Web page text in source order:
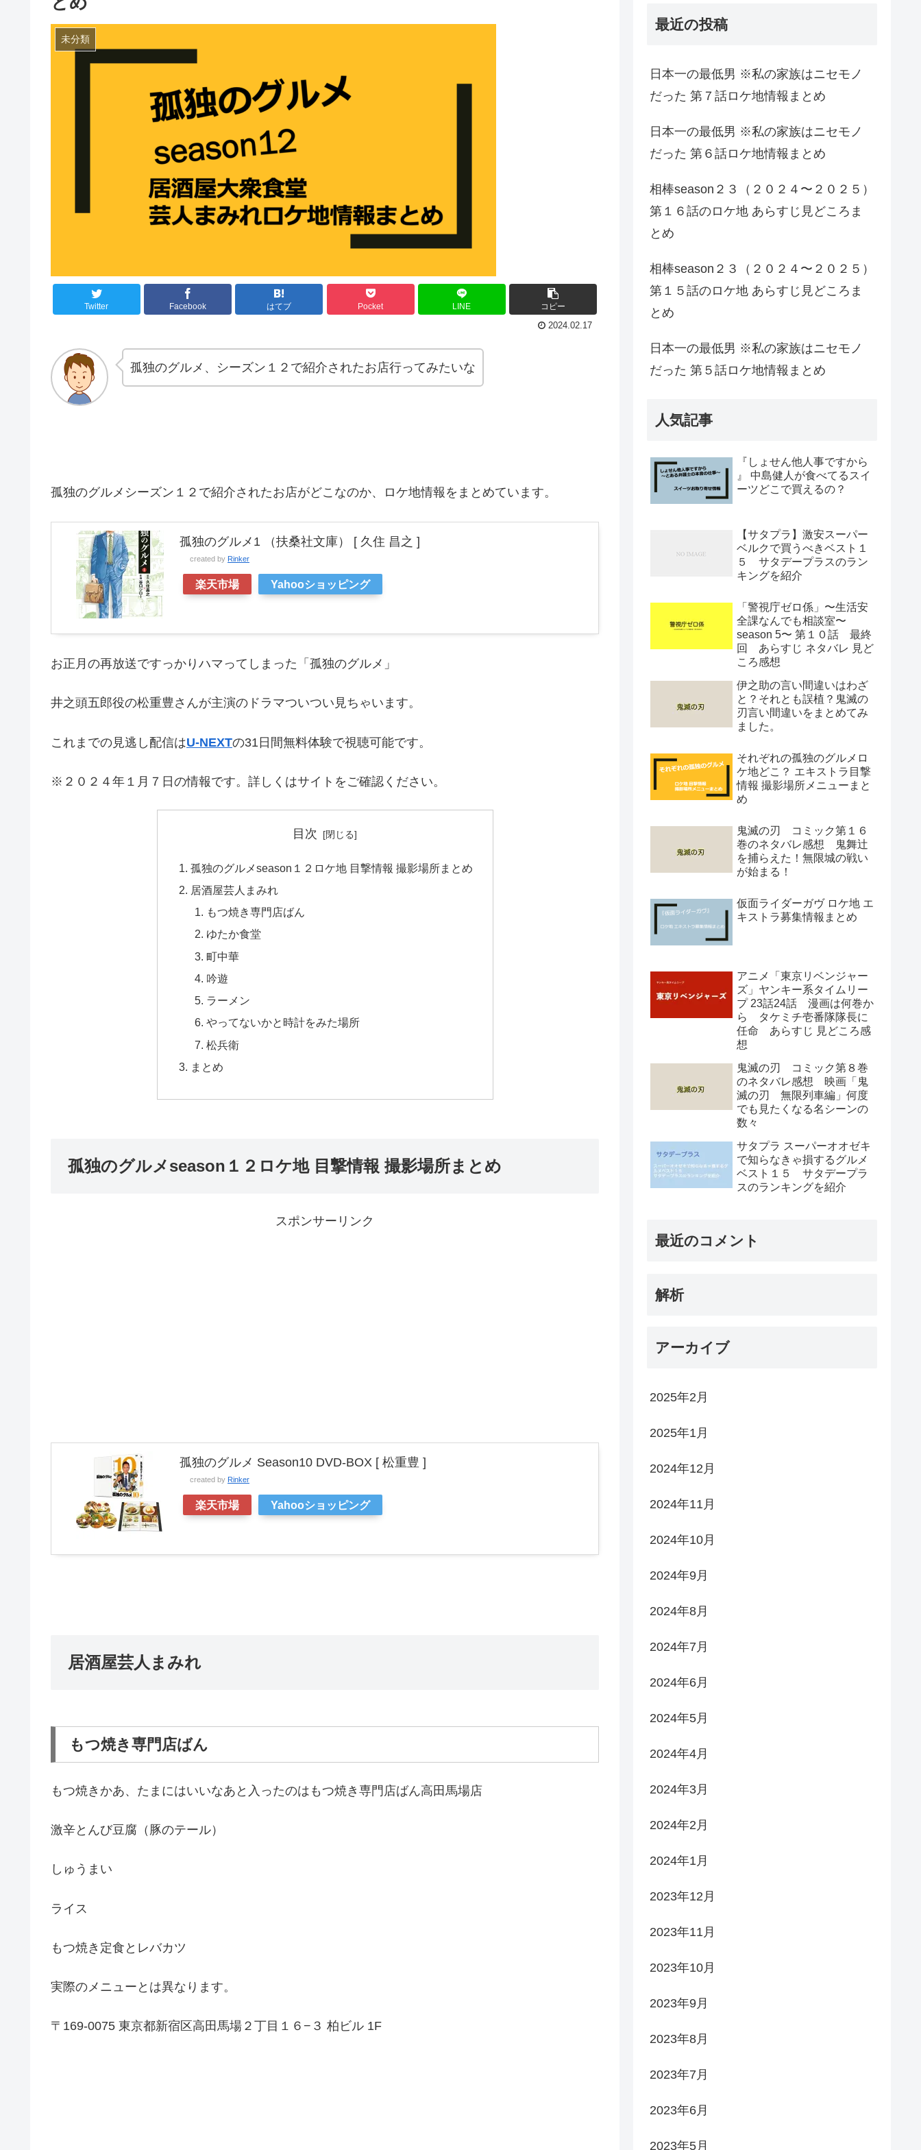
未分類
Twitter Facebook はてブ Pocket LINE
コピー
2024.02.17
孤独のグルメ、シーズン１２で紹介されたお店行ってみたいな
孤独のグルメシーズン１２で紹介されたお店がどこなのか、ロケ地情報をまとめています。
孤独のグルメ1 （扶桑社文庫） [ 久住 昌之 ]
created by Rinker
楽天市場 Yahooショッピング
お正月の再放送ですっかりハマってしまった「孤独のグルメ」
井之頭五郎役の松重豊さんが主演のドラマついつい見ちゃいます。
これまでの見逃し配信はU-NEXTの31日間無料体験で視聴可能です。
※２０２４年１月７日の情報です。詳しくはサイトをご確認ください。
目次
孤独のグルメseason１２ロケ地 目撃情報 撮影場所まとめ
居酒屋芸人まみれ
もつ焼き専門店ばん
ゆたか食堂
町中華
吟遊
ラーメン
やってないかと時計をみた場所
松兵衛
まとめ
孤独のグルメseason１２ロケ地 目撃情報 撮影場所まとめ
スポンサーリンク
孤独のグルメ Season10 DVD-BOX [ 松重豊 ]
created by Rinker
楽天市場 Yahooショッピング
居酒屋芸人まみれ
もつ焼き専門店ばん
もつ焼きかあ、たまにはいいなあと入ったのはもつ焼き専門店ばん高田馬場店
激辛とんび豆腐（豚のテール）
しゅうまい
ライス
もつ焼き定食とレバカツ
実際のメニューとは異なります。
〒169-0075 東京都新宿区高田馬場２丁目１６−３ 柏ビル 1F
最近の投稿
日本一の最低男 ※私の家族はニセモノ
だった 第７話ロケ地情報まとめ
日本一の最低男 ※私の家族はニセモノ
だった 第６話ロケ地情報まとめ
相棒season２３（２０２４〜２０２５）
第１６話のロケ地 あらすじ見どころま
とめ
相棒season２３（２０２４〜２０２５）
第１５話のロケ地 あらすじ見どころま
とめ
日本一の最低男 ※私の家族はニセモノ
だった 第５話ロケ地情報まとめ
人気記事
『しょせん他人事ですから
』 中島健人が食べてるスイ
ーツどこで買えるの？
【サタプラ】激安スーパー
ベルクで買うべきベスト１
５ サタデープラスのラン
キングを紹介
「警視庁ゼロ係」〜生活安
全課なんでも相談室〜
season 5〜 第１０話 最終
回 あらすじ ネタバレ 見ど
ころ感想
伊之助の言い間違いはわざ
と？それとも誤植？鬼滅の
刃言い間違いをまとめてみ
ました。
それぞれの孤独のグルメロ
ケ地どこ？ エキストラ目撃
情報 撮影場所メニューまと
め
鬼滅の刃 コミック第１６
巻のネタバレ感想 鬼舞辻
を捕らえた！無限城の戦い
が始まる！
仮面ライダーガヴ ロケ地 エ
キストラ募集情報まとめ
アニメ「東京リベンジャー
ズ」ヤンキー系タイムリー
プ 23話24話 漫画は何巻か
ら タケミチ壱番隊隊長に
任命 あらすじ 見どころ感
想
鬼滅の刃 コミック第８巻
のネタバレ感想 映画「鬼
滅の刃 無限列車編」何度
でも見たくなる名シーンの
数々
サタプラ スーパーオオゼキ
で知らなきゃ損するグルメ
ベスト１５ サタデープラ
スのランキングを紹介
最近のコメント
解析
アーカイブ
2025年2月
2025年1月
2024年12月
2024年11月
2024年10月
2024年9月
2024年8月
2024年7月
2024年6月
2024年5月
2024年4月
2024年3月
2024年2月
2024年1月
2023年12月
2023年11月
2023年10月
2023年9月
2023年8月
2023年7月
2023年6月
2023年5月